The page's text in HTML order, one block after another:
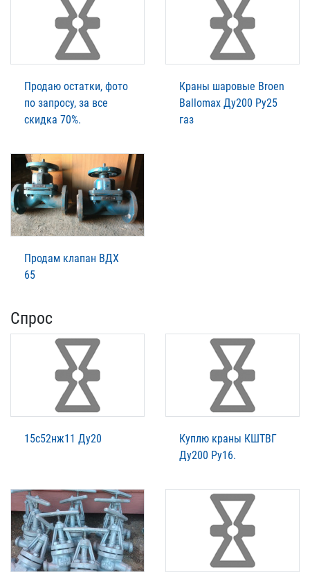
Продаю остатки, фото
по запросу, за все
скидка 70%.
Краны шаровые Broen
Ballomax Ду200 Ру25
газ
Продам клапан ВДХ
65
Спрос
15с52нж11 Ду20
Куплю краны КШТВГ
Ду200 Ру16.